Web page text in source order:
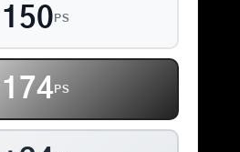
150 PS
174 PS